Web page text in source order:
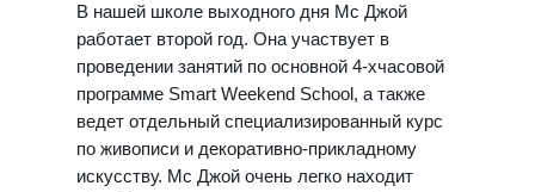
В нашей школе выходного дня Мс Джой
работает второй год. Она участвует в
проведении занятий по основной 4-хчасовой
программе Smart Weekend School, а также
ведет отдельный специализированный курс
по живописи и декоративно-прикладному
искусству. Мс Джой очень легко находит